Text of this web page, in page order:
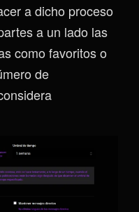
a dicho proceso
a un lado las
como favoritos o
de